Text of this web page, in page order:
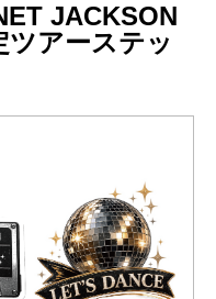
JACKSON
ツアーステッ